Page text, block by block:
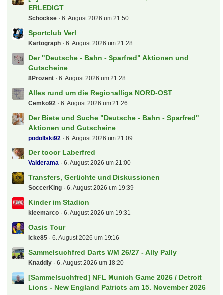
Letzte Beiträge
Bundesliga - Spieltagsgelaber
Parken Stuttgarter Kickers
Tickets für die Premier League +++ Fragen und
Antworten Thread !!!
1. FC Köln
[B] 1x Die Toten Hosen Düsseldorf, 10.07.2027 -
Schockse 6. August 2026 um 21:50
Kartograph
Gutscheine
8Prozent 6. August 2026 um 21:28
Alles rund um die Regionalliga NORD-OST
Cemko92 6. August 2026 um 21:26